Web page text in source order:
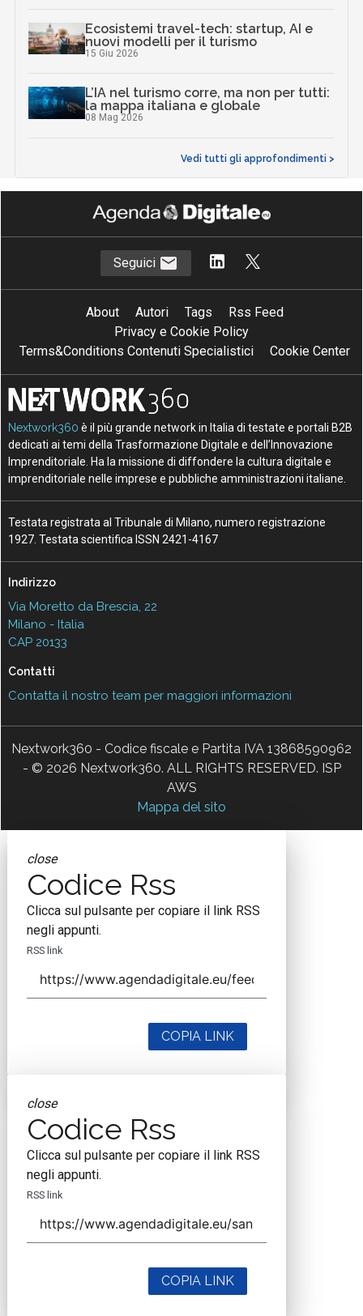
Ecosistemi travel-tech: startup, AI e
nuovi modelli per il turismo
15 Giu 2026
L’IA nel turismo corre, ma non per tutti:
la mappa italiana e globale
08 Mag 2026
Vedi tutti gli approfondimenti >
Seguici
About Autori Tags
Rss Feed
Privacy e Cookie Policy
Terms&Conditions Contenuti Specialistici
Cookie Center
Nextwork360 è il più grande network in Italia di testate e portali B2B
dedicati ai temi della Trasformazione Digitale e dell’Innovazione
Imprenditoriale. Ha la missione di diffondere la cultura digitale e
imprenditoriale nelle imprese e pubbliche amministrazioni italiane.
Testata registrata al Tribunale di Milano, numero registrazione
1927. Testata scientifica ISSN 2421-4167
Indirizzo
Via Moretto da Brescia, 22
Milano - Italia
CAP 20133
Contatti
Contatta il nostro team per maggiori informazioni
Nextwork360 - Codice fiscale e Partita IVA 13868590962
- © 2026 Nextwork360. ALL RIGHTS RESERVED. ISP
AWS
Mappa del sito
close
Codice Rss
Clicca sul pulsante per copiare il link RSS
negli appunti.
RSS link
COPIA LINK
close
Codice Rss
Clicca sul pulsante per copiare il link RSS
negli appunti.
RSS link
COPIA LINK